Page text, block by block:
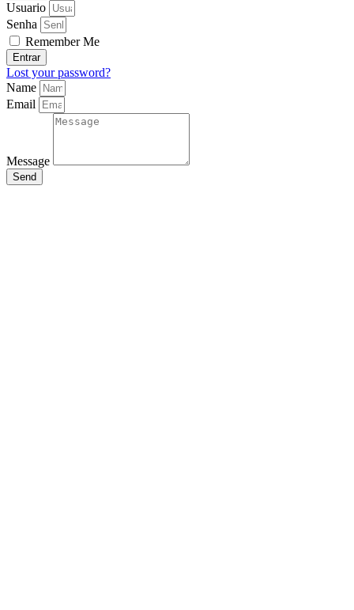
Usuario
Senha
Remember Me
Entrar
Lost your password?
Name
Email
Message
Send